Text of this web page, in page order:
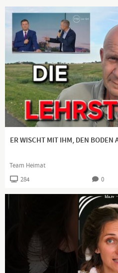
❗️Charta der Grundrechte der
Artikel 11 - Freiheit der
Informationsfreiheit
🚦Abs.1: Jede Person hat das
Dieses Recht schließt die
Informationen und Ideen ohne
Rücksicht auf Staatsgrenzen zu
🚦Abs.2: Die Freiheit der Medien
ER WISCHT MIT IHM, DEN BODEN
Team Heimat
284 0